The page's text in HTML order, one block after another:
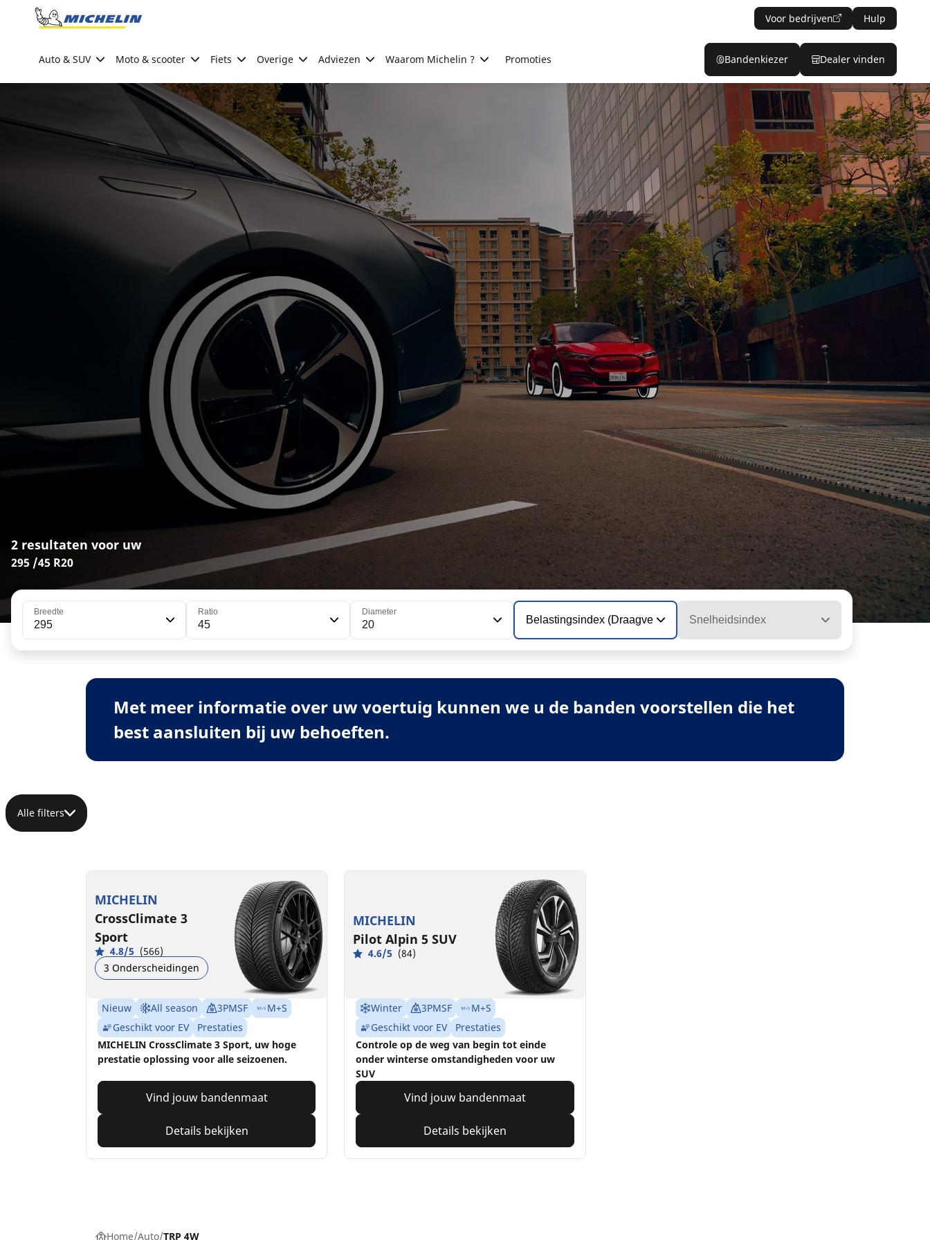
Go to page content
Voor bedrijven Hulp
Auto & SUV Moto & scooter Fiets Overige Adviezen Waarom Michelin ? Promoties Bandenkiezer Dealer vinden
2 resultaten voor uw
295 /45 R20
Breedte
295
Ratio
45
Diameter
20 Belastingsindex (draagvermogen)Snelheidsindex
Met meer informatie over uw voertuig kunnen we u de banden voorstellen die het
best aansluiten bij uw behoeften.
Alle filters
MICHELIN
CrossClimate 3
Sport
4.8/5 (566)
3 Onderscheidingen
Nieuw All season 3PMSF
M+S
Geschikt voor EV
Prestaties
MICHELIN CrossClimate 3 Sport, uw hoge
prestatie oplossing voor alle seizoenen.
Vind jouw bandenmaat
Details bekijken
MICHELIN
Pilot Alpin 5 SUV
4.6/5 (84)
Winter 3PMSF
M+S
Geschikt voor EV
Prestaties
Controle op de weg van begin tot einde
onder winterse omstandigheden voor uw
SUV
Vind jouw bandenmaat
Details bekijken
Home Auto TRP 4W